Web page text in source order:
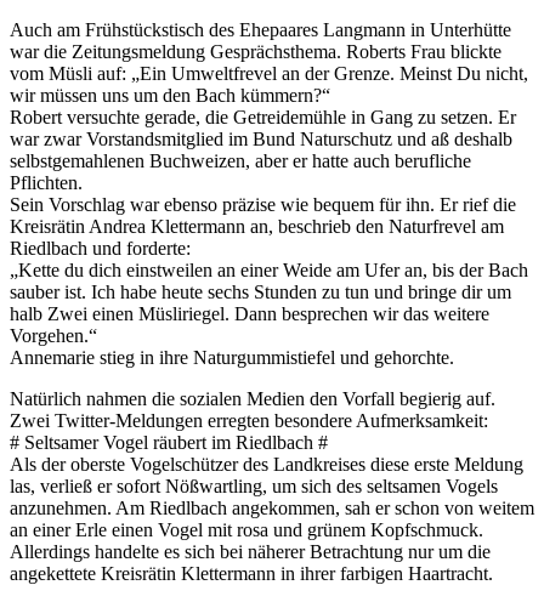
Auch am Frühstückstisch des Ehepaares Langmann in Unterhütte
war die Zeitungsmeldung Gesprächsthema. Roberts Frau blickte
vom Müsli auf: „Ein Umweltfrevel an der Grenze. Meinst Du nicht,
wir müssen uns um den Bach kümmern?“
Robert versuchte gerade, die Getreidemühle in Gang zu setzen. Er
war zwar Vorstandsmitglied im Bund Naturschutz und aß deshalb
selbstgemahlenen Buchweizen, aber er hatte auch berufliche
Pflichten.
Sein Vorschlag war ebenso präzise wie bequem für ihn. Er rief die
Kreisrätin Andrea Klettermann an, beschrieb den Naturfrevel am
Riedlbach und forderte:
„Kette du dich einstweilen an einer Weide am Ufer an, bis der Bach
sauber ist. Ich habe heute sechs Stunden zu tun und bringe dir um
halb Zwei einen Müsliriegel. Dann besprechen wir das weitere
Vorgehen.“
Annemarie stieg in ihre Naturgummistiefel und gehorchte.
Natürlich nahmen die sozialen Medien den Vorfall begierig auf.
Zwei Twitter-Meldungen erregten besondere Aufmerksamkeit:
# Seltsamer Vogel räubert im Riedlbach #
Als der oberste Vogelschützer des Landkreises diese erste Meldung
las, verließ er sofort Nößwartling, um sich des seltsamen Vogels
anzunehmen. Am Riedlbach angekommen, sah er schon von weitem
an einer Erle einen Vogel mit rosa und grünem Kopfschmuck.
Allerdings handelte es sich bei näherer Betrachtung nur um die
angekettete Kreisrätin Klettermann in ihrer farbigen Haartracht.